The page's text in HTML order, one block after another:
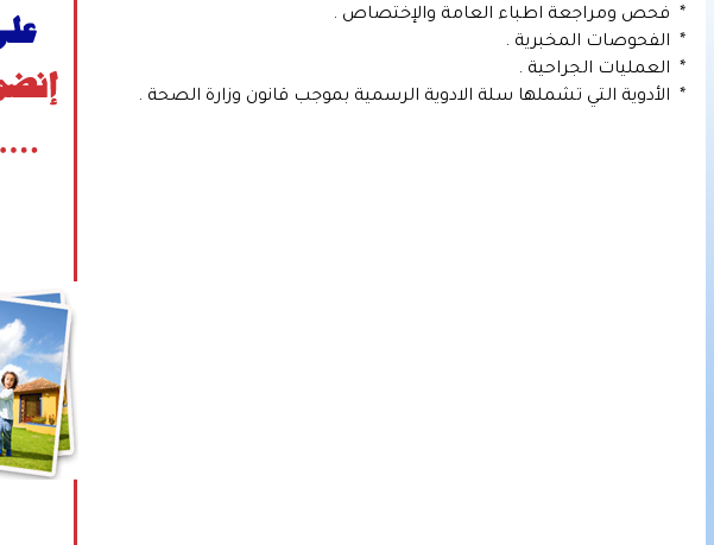
* فحص ومراجعة اطباء العامة والإختصاص .
* الفحوصات المخبرية .
* العمليات الجراحية .
* الأدوية التي تشملها سلة الادوية الرسمية بموجب قانون وزارة الصحة .